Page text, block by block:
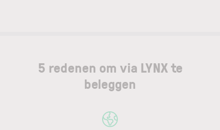
5 redenen om via LYNX te
beleggen